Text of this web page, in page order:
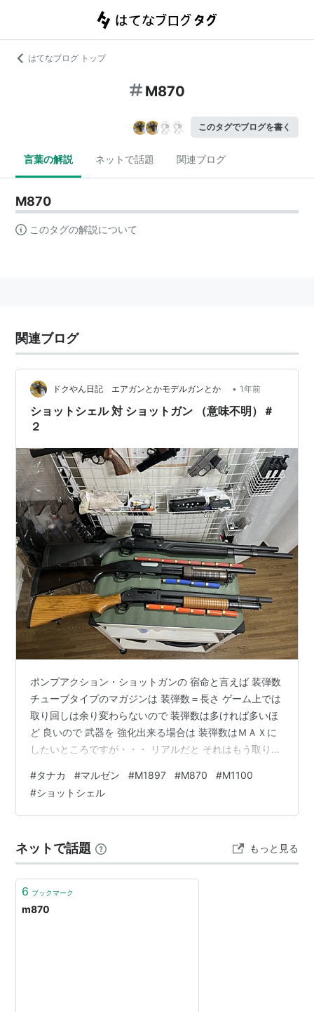
はてなブログ トップ
M870
このタグでブログを書く
言葉の解説 ネットで話題 関連ブログ
M870
このタグの解説について
関連ブログ
ドクやん日記 エアガンとかモデルガンとか • 1年前
ショットシェル 対 ショットガン （意味不明）＃
２
ポンプアクション・ショットガンの 宿命と言えば 装弾数
チューブタイプのマガジンは 装弾数＝長さ ゲーム上では
取り回しは余り変わらないので 装弾数は多ければ多いほ
ど 良いので 武器を 強化出来る場合は 装弾数はＭＡＸに
したいところですが・・・ リアルだと それはもう取り回
画では 故 古尾谷雅人さんが演じていた「丑三つの村」で
は主人公は大量O人を行うために超ロングマガジンに改
造・・・(/ω＼) 先日までの状態(*´ω｀*) マルゼン
８発装填可能！ その為 取り回しが最悪で装填…
#タナカ #マルゼン #M1897 #M870 #M1100
#ショットシェル
ネットで話題 もっと見る
6 ブックマーク
m870